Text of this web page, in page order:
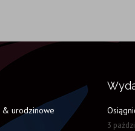
& urodzinowe
3